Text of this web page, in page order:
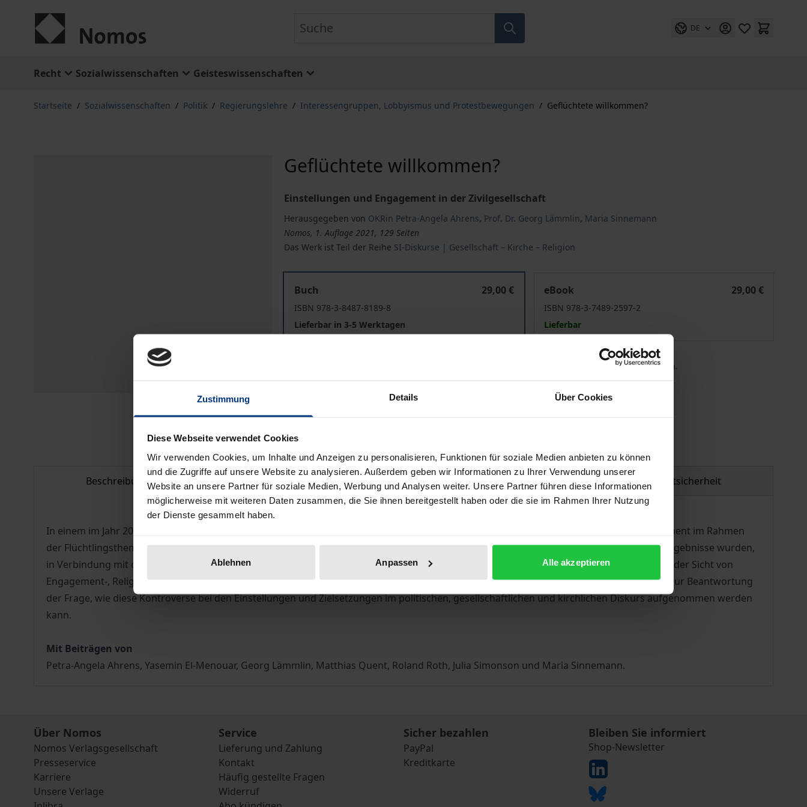
Zustimmung Details Über Cookies
Diese Webseite verwendet Cookies
Wir verwenden Cookies, um Inhalte und Anzeigen zu personalisieren, Funktionen für soziale Medien anbieten zu können
und die Zugriffe auf unsere Website zu analysieren. Außerdem geben wir Informationen zu Ihrer Verwendung unserer
Website an unsere Partner für soziale Medien, Werbung und Analysen weiter. Unsere Partner führen diese Informationen
möglicherweise mit weiteren Daten zusammen, die Sie ihnen bereitgestellt haben oder die sie im Rahmen Ihrer Nutzung
der Dienste gesammelt haben.
Ablehnen Anpassen Alle akzeptieren
DE
Recht Sozialwissenschaften Geisteswissenschaften
Startseite / Sozialwissenschaften / Politik / Regierungslehre / Interessengruppen, Lobbyismus und Protestbewegungen / Geflüchtete willkommen?
Geflüchtete willkommen?
Einstellungen und Engagement in der Zivilgesellschaft
Herausgegeben von OKRin Petra-Angela Ahrens, Prof. Dr. Georg Lämmlin, Maria Sinnemann
Nomos, 1. Auflage 2021, 129 Seiten
Das Werk ist Teil der Reihe SI-Diskurse | Gesellschaft – Kirche – Religion
Buch
29,00 €
ISBN 978-3-8487-8189-8
Lieferbar in 3-5 Werktagen
eBook
29,00 €
ISBN 978-3-7489-2597-2
Lieferbar
Preisangaben inkl. MwSt. Abhängig von der Lieferadresse kann die MwSt. an der Kasse variieren.
In den Warenkorb Zur Wunschliste hinzufügen
Hinweise zu Versandkosten
Beschreibung Bibliografische Angaben Zusatzmaterial Produktsicherheit
In einem im Jahr 2018 begonnenen Forschungsprojekt des Sozialwissenschaftlichen Instituts (SI) wurde das zivilgesellschaftliche Engagement im Rahmen
der Flüchtlingsthematik untersucht in Bezug auf Motive, Weltsichten, Einstellungen, Ziele und Selbstverständnisse von Engagierten. Die Ergebnisse wurden,
in Verbindung mit den Ergebnissen der seit 2015 jährlich durchgeführten „Flüchtlingsbefragungen“, auf einer Tagung vorgestellt und aus der Sicht von
Engagement-, Religions-, Bewegungs- und Demokratieforschung kommentiert. Die hier publizierten Beiträge zur Tagung geben Impulse zur Beantwortung
der Frage, wie diese Kontroverse bei den Einstellungen und Zielsetzungen im politischen, gesellschaftlichen und kirchlichen Diskurs aufgenommen werden
kann.
Mit Beiträgen von
Petra-Angela Ahrens, Yasemin El-Menouar, Georg Lämmlin, Matthias Quent, Roland Roth, Julia Simonson und Maria Sinnemann.
Über Nomos
Nomos Verlagsgesellschaft
Presseservice
Karriere
Unsere Verlage
Service
Lieferung und Zahlung
Kontakt
Häufig gestellte Fragen
Widerruf
Sicher bezahlen
PayPal
Kreditkarte
Bleiben Sie informiert
Shop-Newsletter